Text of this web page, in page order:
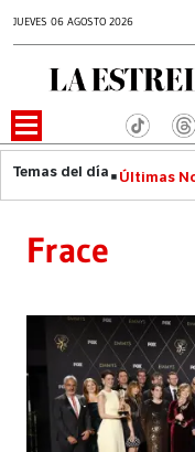
JUEVES 06 AGOSTO 2026
Últimas
Frace